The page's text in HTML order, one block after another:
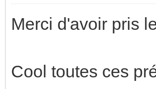
Merci d'avoir pris
Cool toutes ces